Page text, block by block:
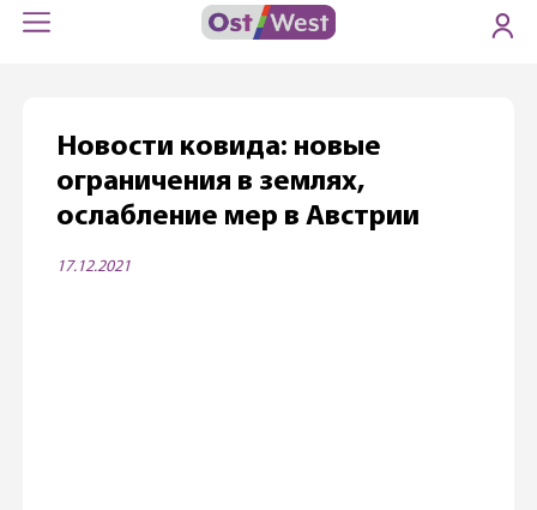
Новости ковида: новые
ограничения в землях,
ослабление мер в Австрии
17.12.2021